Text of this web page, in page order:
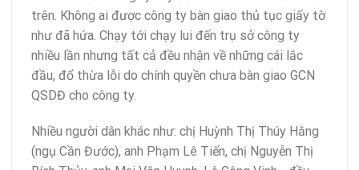
trên. Không ai được công ty bàn giao thủ tục giấy tờ
như đã hứa. Chạy tới chạy lui đến trụ sở công ty
nhiều lần nhưng tất cả đều nhận về những cái lắc
đầu, đổ thừa lỗi do chính quyền chưa bàn giao GCN
QSDĐ cho công ty.
Nhiều người dân khác như: chị Huỳnh Thị Thúy Hằng
(ngụ Cần Đước), anh Phạm Lê Tiến, chị Nguyễn Thị